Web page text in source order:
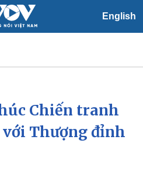
English
Xã hội
Tin 24h
Dự báo thời tiết
Chiến tranh
Thượng đỉnh